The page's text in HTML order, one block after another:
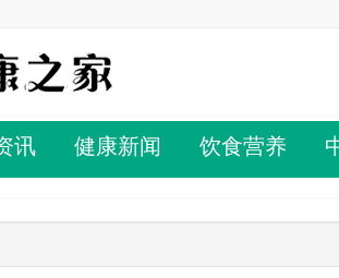
讯 健康新闻 饮食营养